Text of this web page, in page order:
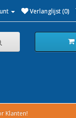
Verlanglijst (0)
Klanten!